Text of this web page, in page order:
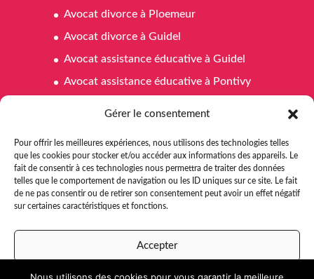
Gérer le consentement
Pour offrir les meilleures expériences, nous utilisons des technologies telles
que les cookies pour stocker et/ou accéder aux informations des appareils. Le
fait de consentir à ces technologies nous permettra de traiter des données
telles que le comportement de navigation ou les ID uniques sur ce site. Le fait
de ne pas consentir ou de retirer son consentement peut avoir un effet négatif
sur certaines caractéristiques et fonctions.
Accepter
Refuser
Avocat divorce à Ploemeur
Avocat divorce à Guidel
Avocat assistance éducative à Guidel
Avocat assistance éducative à Pontivy
Avocat affaires familiales à Ploemeur
Avocat affaires familiales à Guidel
Avocat aide juridictionnelle Pontivy